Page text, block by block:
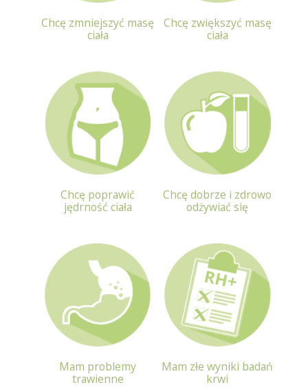
Chcę zmniejszyć masę
ciała
Chcę zwiększyć masę
ciała
Chcę poprawić
jędrność ciała
Chcę dobrze i zdrowo
odżywiać się
Mam problemy
trawienne
Mam złe wyniki badań
krwi